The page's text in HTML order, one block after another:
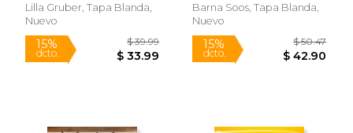
12%
dcto. $ 6.16
12%
dcto. $
Lilla Gruber, Tapa Blanda,
Nuevo
Barna Soos, Tapa Blanda,
Nuevo